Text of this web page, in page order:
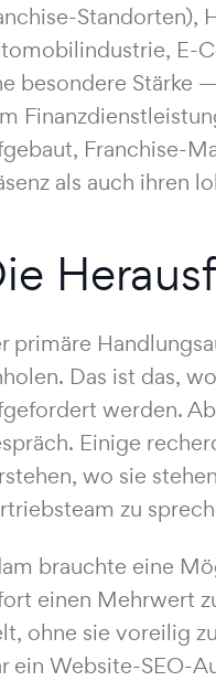
Standorten),
E-
besondere Stärke
Franchise-
als auch ihren
primäre
Das ist das,
werden.
Einige
wo sie
zu
brauchte eine
einen Mehrwert
ohne sie voreilig
ein Website-SEO-